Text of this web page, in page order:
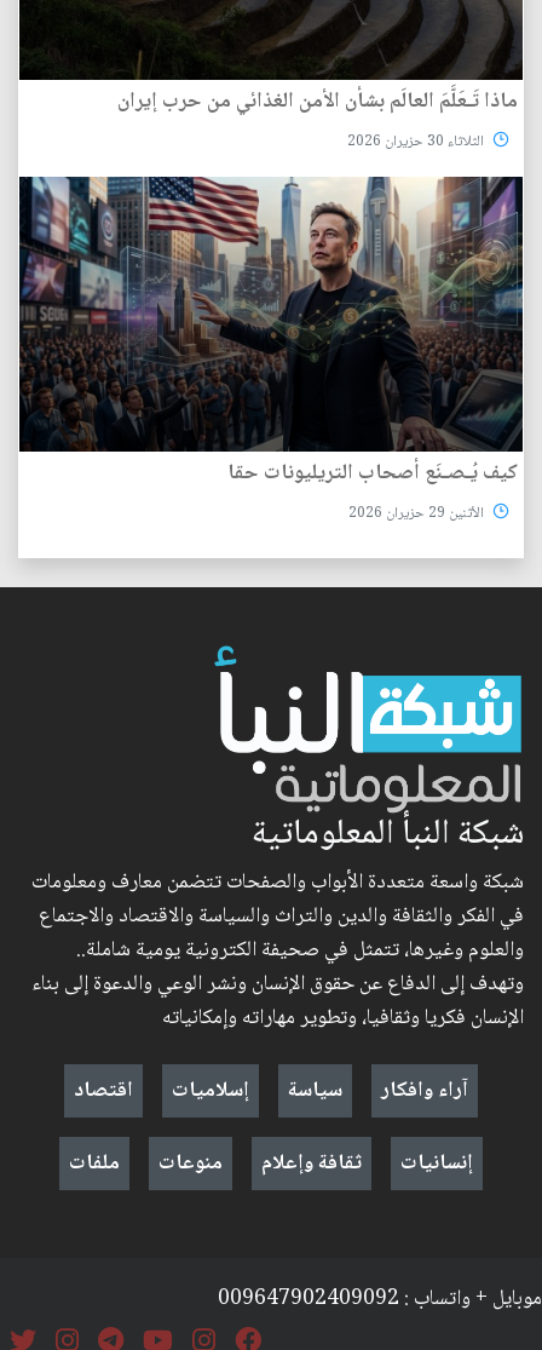
ماذا تَـعَلَّمَ العالَم بشأن الأمن الغذائي من حرب إيران
الثلاثاء 30 حزيران 2026
كيف يُـصـنَع أصحاب التريليونات حقا
الأثنين 29 حزيران 2026
شبكة النبأ المعلوماتية
شبكة واسعة متعددة الأبواب والصفحات تتضمن معارف ومعلومات
في الفكر والثقافة والدين والتراث والسياسة والاقتصاد والاجتماع
والعلوم وغيرها، تتمثل في صحيفة الكترونية يومية شاملة..
وتهدف إلى الدفاع عن حقوق الإنسان ونشر الوعي والدعوة إلى بناء
الإنسان فكريا وثقافيا، وتطوير مهاراته وإمكانياته
آراء وافكار
سياسة إسلاميات
اقتصاد
إنسانيات
ثقافة وإعلام منوعات ملفات
موبايل + واتساب : 009647902409092